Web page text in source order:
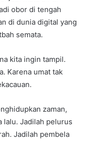
obor di tengah
di dunia digital yang
semata.
kita ingin tampil.
Karena umat tak
zaman,
lalu. Jadilah pelurus
Jadilah pembela